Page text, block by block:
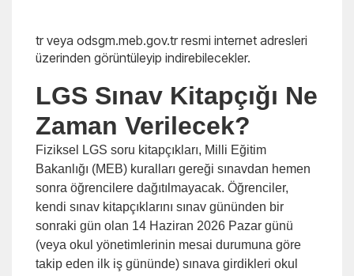
tr veya odsgm.meb.gov.tr resmi internet adresleri
üzerinden görüntüleyip indirebilecekler.
LGS Sınav Kitapçığı Ne
Zaman Verilecek?
Fiziksel LGS soru kitapçıkları, Milli Eğitim
Bakanlığı (MEB) kuralları gereği sınavdan hemen
sonra öğrencilere dağıtılmayacak. Öğrenciler,
kendi sınav kitapçıklarını sınav gününden bir
sonraki gün olan 14 Haziran 2026 Pazar günü
(veya okul yönetimlerinin mesai durumuna göre
takip eden ilk iş gününde) sınava girdikleri okul